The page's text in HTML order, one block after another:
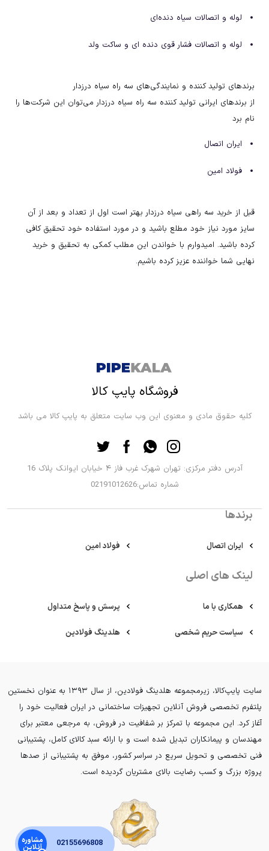
لوله و اتصالات سیاه دنده‌ای
لوله و اتصالات فشار قوی دنده ای و ساکت ولد
برند‌های تولید کننده و نمایندگی‌های سه راه سیاه درزدار
از برند‌های ایرانی تولید کننده سه راه سیاه درزدار می‌توان این شرکت‌ها را
نام برد
ایران اتصال
فولاد امین
قبل از خرید سه راهی سیاه درزدار بهتر است اول از تعداد و بعد از آن
سایز مورد نیاز خود مطلع باشید و در مورد استفاده خود تحقیق کافی
کرده باشید. امیدوارم با خواندن این مطلب کمکی به تحقیق و خرید
نهایی شما خواننده عزیز کرده باشیم.
فروشگاه پایپ کالا
کلیه حقوق مادی و معنوی این وب سایت متعلق به پایپ کالا می باشد
آدرس دفتر مرکزی: تهران شهرک غرب فاز ۴ خیابان ایوانک پلاک 16
شماره تماس:02191012626
برندها
ایران اتصال فولاد امین
لینک های اصلی
همکاری با ما پرسش و پاسخ متداول
سیاست حریم شخصی هلدینگ فولادین
سایت پایپ‌کالا، زیرمجموعه هلدینگ فولادین، از سال ۱۳۹۳ به عنوان نخستین
پلتفرم تخصصی فروش آنلاین تجهیزات ساختمانی در ایران فعالیت خود را
آغاز کرد. این مجموعه با تمرکز بر شفافیت در فروش، به مرجعی معتبر برای
مهندسان و پیمانکاران تبدیل شده است و با ارائه سبد کالای کامل، پشتیبانی
فنی تخصصی و تحویل سریع در سراسر کشور، موفق به پشتیبانی از صدها
پروژه بزرگ و کسب رضایت بالای مشتریان گردیده است.
مشاوره
آنلاین 02155696808